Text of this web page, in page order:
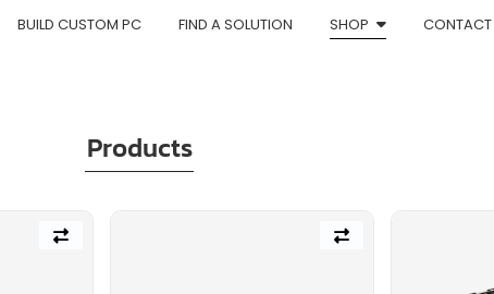
BUILD CUSTOM PC FIND A SOLUTION SHOP CONTACT
Products